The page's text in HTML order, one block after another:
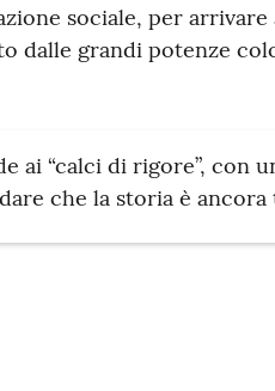
sociale, per
dalle grandi potenze
ai “calci di rigore”, con
che la storia è